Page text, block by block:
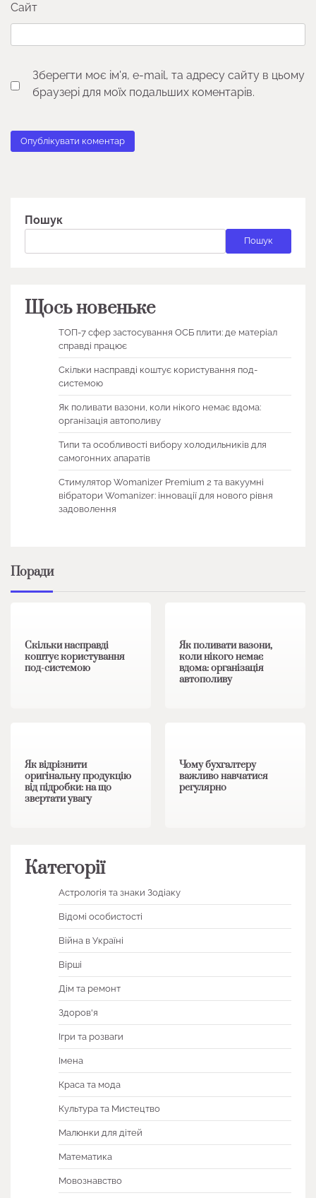
Сайт
Зберегти моє ім'я, e-mail, та адресу сайту в цьому
браузері для моїх подальших коментарів.
Пошук
Пошук
Щось новеньке
ТОП-7 сфер застосування ОСБ плити: де матеріал
справді працює
Скільки насправді коштує користування под-
системою
Як поливати вазони, коли нікого немає вдома:
організація автополиву
Типи та особливості вибору холодильників для
самогонних апаратів
Стимулятор Womanizer Premium 2 та вакуумні
вібратори Womanizer: інновації для нового рівня
задоволення
Поради
Скільки насправді
коштує користування
под-системою
Як поливати вазони,
коли нікого немає
вдома: організація
автополиву
Як відрізнити
оригінальну продукцію
від підробки: на що
звертати увагу
Чому бухгалтеру
важливо навчатися
регулярно
Категорії
Астрологія та знаки Зодіаку
Відомі особистості
Війна в Україні
Вірші
Дім та ремонт
Здоров'я
Ігри та розваги
Імена
Краса та мода
Культура та Мистецтво
Малюнки для дітей
Математика
Мовознавство